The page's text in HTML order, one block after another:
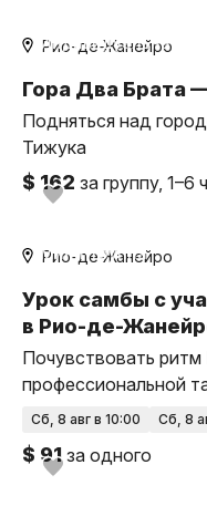
индивидуальная
Рио-де-Жанейро
Гора Два Брата
Подняться над
Тижука
$ 162 за группу, 1–6
Мини-группа
Рио-де-Жанейро
Урок самбы с
в Рио-де-
Почувствовать
профессиональной
сб, 8 авг в 10:00 сб, 8
$ 91 за одного